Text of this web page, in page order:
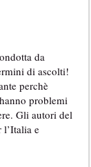
da
di ascolti!
perchè
problemi
Gli autori del
l’Italia e